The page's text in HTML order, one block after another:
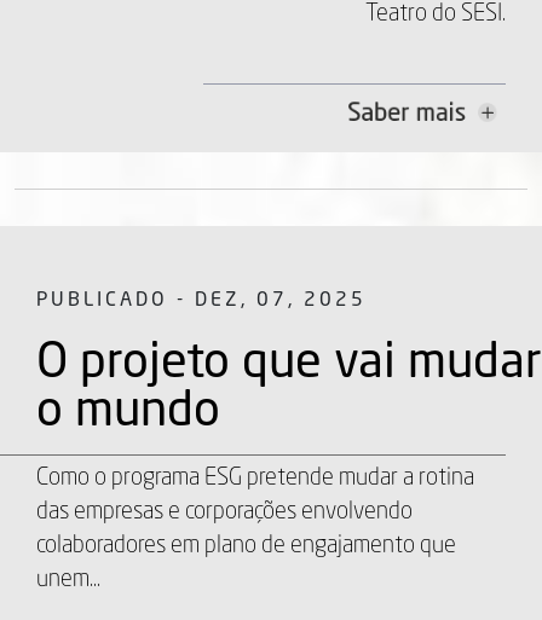
Teatro do SESI.
PUBLICADO - DEZ, 07, 2025
O projeto que vai mudar
o mundo
Como o programa ESG pretende mudar a rotina
das empresas e corporações envolvendo
colaboradores em plano de engajamento que
unem...